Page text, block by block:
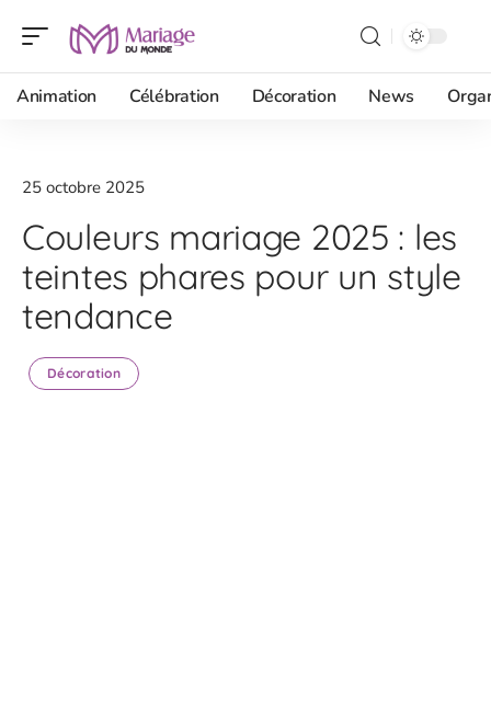
Animation Célébration Décoration News
25 octobre 2025
Couleurs mariage 2025 : les
teintes phares pour un style
tendance
Décoration